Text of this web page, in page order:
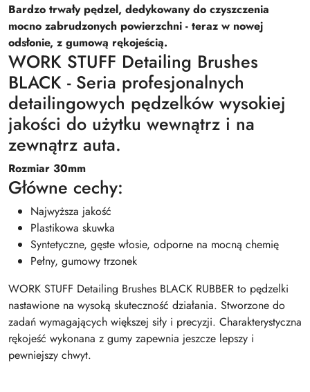
Bardzo trwały pędzel, dedykowany do czyszczenia
mocno zabrudzonych powierzchni - teraz w nowej
odsłonie, z gumową rękojeścią.
WORK STUFF Detailing Brushes
BLACK - Seria profesjonalnych
detailingowych pędzelków wysokiej
jakości do użytku wewnątrz i na
zewnątrz auta.
Rozmiar 30mm
Główne cechy:
Najwyższa jakość
Plastikowa skuwka
Syntetyczne, gęste włosie, odporne na mocną chemię
Pełny, gumowy trzonek
WORK STUFF Detailing Brushes BLACK RUBBER to pędzelki
nastawione na wysoką skuteczność działania. Stworzone do
zadań wymagających większej siły i precyzji. Charakterystyczna
rękojeść wykonana z gumy zapewnia jeszcze lepszy i
pewniejszy chwyt.